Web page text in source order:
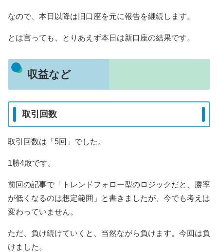
なので、本日以降は旧口座を元に報告を継続します。
とは言っても、とりあえず本日は新口座の結果です。
収益など
取引回数
取引回数は「5回」でした。
1勝4敗です。
前回の記事で「トレンドフォロー型のロジックだと、勝率
が低くなるのは想定範囲」と書きましたが、今でも考えは
変わっていません。
ただ、負け続けていくと、当然ながら負けます。今回は負
けました。